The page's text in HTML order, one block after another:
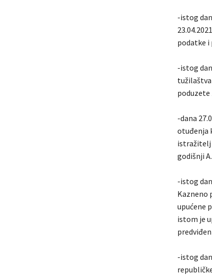
-istog
podatke i
-istog
poduzete
-dana
otuđenja
istražitelj
godišnji
-istog
Kazneno
upućene
istom je
-istog